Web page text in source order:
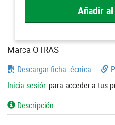
Añadir
Marca OTRAS
Descargar ficha técnica
Inicia sesión para acceder a tus
Descripción